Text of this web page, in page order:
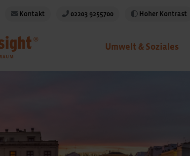
Kontakt 02203 9255700 Hoher Kontrast
Umwelt & Soziales